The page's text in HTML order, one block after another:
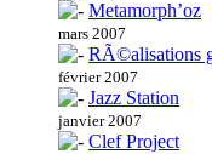
Metamorph’oz
mars 2007
RÃ©alisations
février 2007
Jazz Station
janvier 2007
Clef Project